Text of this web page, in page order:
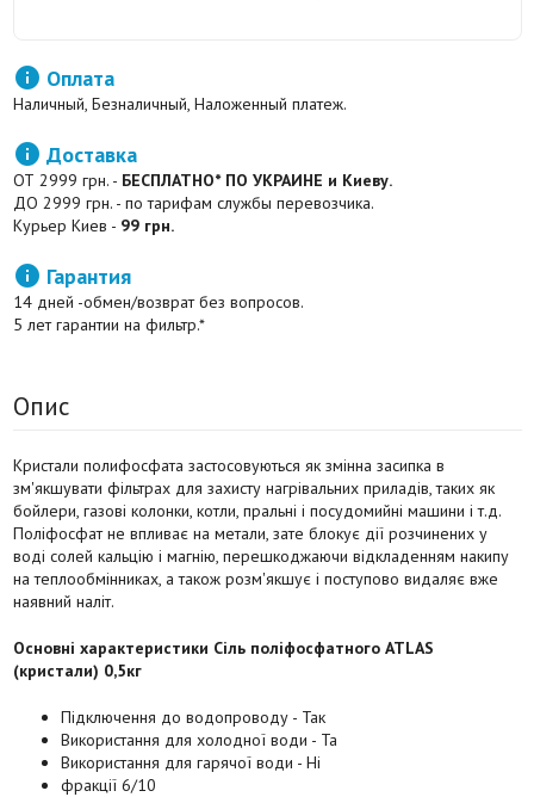
 Оплата
Наличный, Безналичный, Наложенный платеж.
 Доставка
ОТ 2999 грн. - БЕСПЛАТНО* ПО УКРАИНЕ и Киеву.
ДО 2999 грн. - по тарифам службы перевозчика.
Курьер Киев - 99 грн.
 Гарантия
14 дней -обмен/возврат без вопросов.
5 лет гарантии на фильтр.*
Опис
Кристали полифосфата застосовуються як змінна засипка в
зм'якшувати фільтрах для захисту нагрівальних приладів, таких як
бойлери, газові колонки, котли, пральні і посудомийні машини і т.д.
Поліфосфат не впливає на метали, зате блокує дії розчинених у
воді солей кальцію і магнію, перешкоджаючи відкладенням накипу
на теплообмінниках, а також розм'якшує і поступово видаляє вже
наявний наліт.
Основні характеристики Сіль поліфосфатного ATLAS
(кристали) 0,5кг
Підключення до водопроводу - Так
Використання для холодної води - Та
Використання для гарячої води - Ні
фракції 6/10